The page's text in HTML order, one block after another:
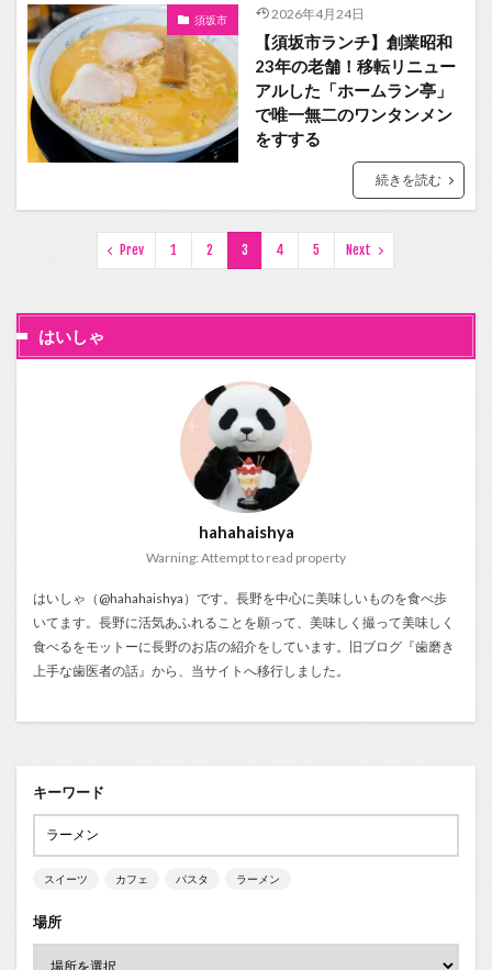
須坂市 2026年4月24日
【須坂市ランチ】創業昭和
23年の老舗！移転リニュー
アルした「ホームラン亭」
で唯一無二のワンタンメン
をすする
続きを読む
Prev 1 2 3 4 5 Next
はいしゃ
hahahaishya
Warning: Attempt to read property
はいしゃ（@hahahaishya）です。長野を中心に美味しいものを食べ歩
いてます。長野に活気あふれることを願って、美味しく撮って美味しく
食べるをモットーに長野のお店の紹介をしています。旧ブログ『歯磨き
上手な歯医者の話』から、当サイトへ移行しました。
キーワード
スイーツ カフェ パスタ ラーメン
場所